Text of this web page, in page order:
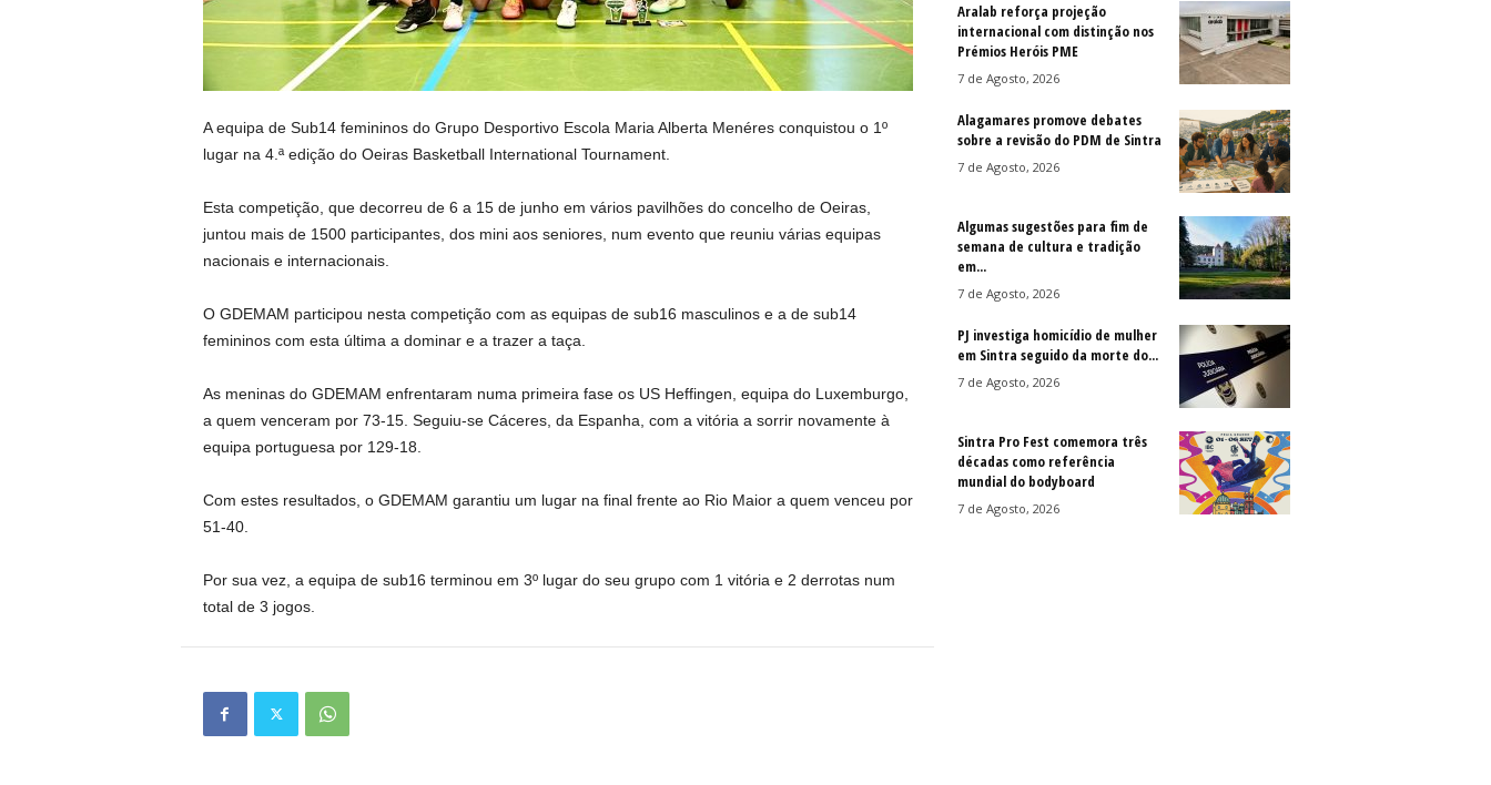
A equipa de Sub14 femininos do Grupo Desportivo Escola Maria Alberta Menéres conquistou o 1º
lugar na 4.ª edição do Oeiras Basketball International Tournament.
Esta competição, que decorreu de 6 a 15 de junho em vários pavilhões do concelho de Oeiras,
juntou mais de 1500 participantes, dos mini aos seniores, num evento que reuniu várias equipas
nacionais e internacionais.
O GDEMAM participou nesta competição com as equipas de sub16 masculinos e a de sub14
femininos com esta última a dominar e a trazer a taça.
As meninas do GDEMAM enfrentaram numa primeira fase os US Heffingen, equipa do Luxemburgo,
a quem venceram por 73-15. Seguiu-se Cáceres, da Espanha, com a vitória a sorrir novamente à
equipa portuguesa por 129-18.
Com estes resultados, o GDEMAM garantiu um lugar na final frente ao Rio Maior a quem venceu por
51-40.
Por sua vez, a equipa de sub16 terminou em 3º lugar do seu grupo com 1 vitória e 2 derrotas num
total de 3 jogos.
Aralab reforça projeção
internacional com distinção nos
Prémios Heróis PME
7 de Agosto, 2026
Alagamares promove debates
sobre a revisão do PDM de Sintra
7 de Agosto, 2026
Algumas sugestões para fim de
semana de cultura e tradição
em...
7 de Agosto, 2026
PJ investiga homicídio de mulher
em Sintra seguido da morte do...
7 de Agosto, 2026
Sintra Pro Fest comemora três
décadas como referência
mundial do bodyboard
7 de Agosto, 2026